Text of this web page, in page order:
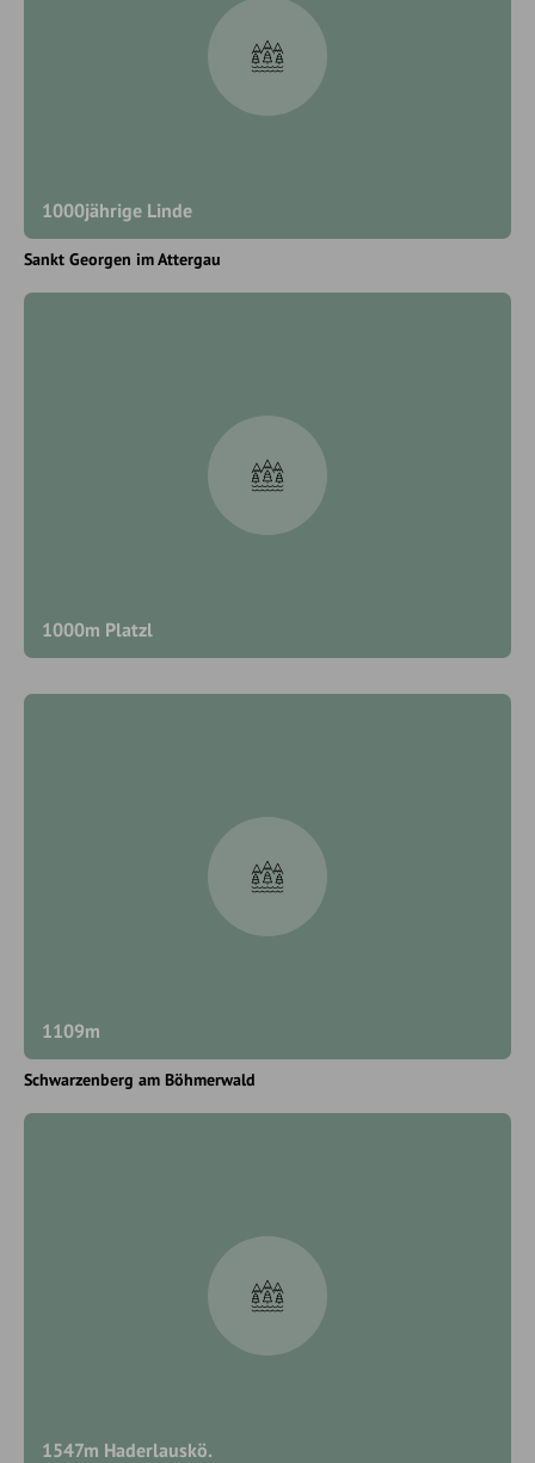
1000jährige Linde
Sankt Georgen im Attergau
1000m Platzl
1109m
Schwarzenberg am Böhmerwald
1547m Haderlauskö.